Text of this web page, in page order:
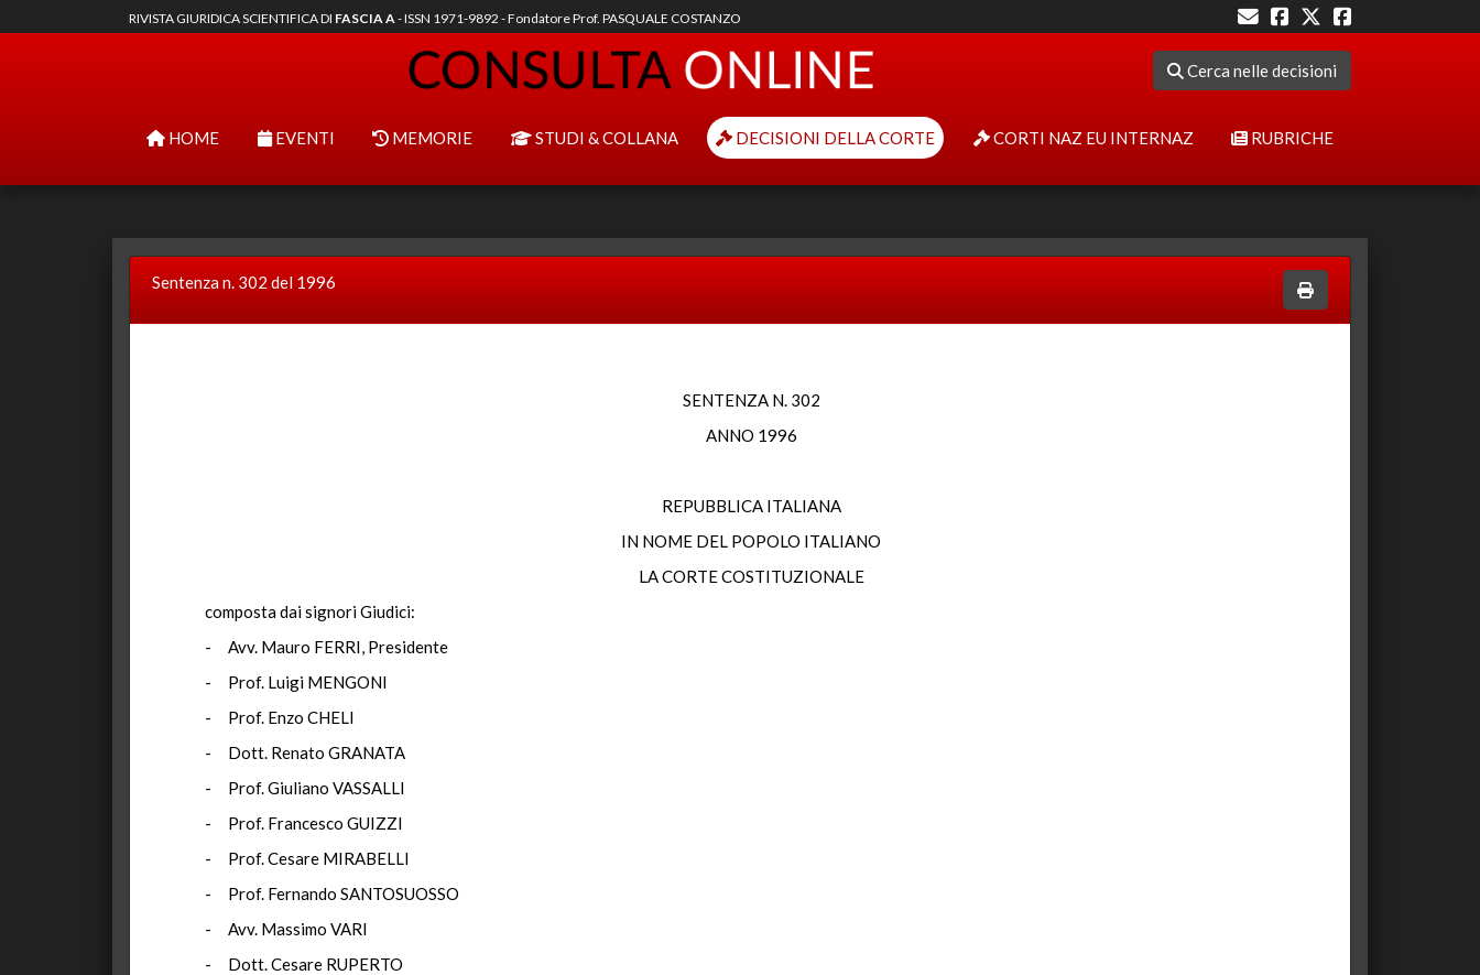
RIVISTA GIURIDICA SCIENTIFICA DI FASCIA A- ISSN 1971-9892 - Fondatore Prof. PASQUALE COSTANZO
Cerca nelle decisioni
HOME EVENTI MEMORIE STUDI & COLLANA DECISIONI DELLA CORTE CORTI NAZ EU INTERNAZ RUBRICHE
Sentenza n. 302 del 1996
SENTENZA N. 302
ANNO 1996
REPUBBLICA ITALIANA
IN NOME DEL POPOLO ITALIANO
LA CORTE COSTITUZIONALE
composta dai signori Giudici:
- Avv. Mauro FERRI, Presidente
- Prof. Luigi MENGONI
- Prof. Enzo CHELI
- Dott. Renato GRANATA
- Prof. Giuliano VASSALLI
- Prof. Francesco GUIZZI
- Prof. Cesare MIRABELLI
- Prof. Fernando SANTOSUOSSO
- Avv. Massimo VARI
- Dott. Cesare RUPERTO